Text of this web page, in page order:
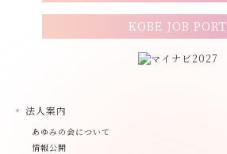
KOBE JOB PORT
法人案内
あゆみの会について
情報公開